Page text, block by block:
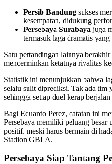
Persib Bandung sukses
kesempatan, didukung
Persebaya Surabaya juga
termasuk laga dramatis
Satu pertandingan lainnya
mencerminkan ketatnya rivalitas
Statistik ini menunjukkan bahwa
selalu sulit diprediksi. Tak ada tim
sehingga setiap duel kerap
Bagi Eduardo Perez, catatan ini
Persebaya memiliki peluang besar
positif, meski harus bermain di
Stadion GBLA.
Persebaya Siap Tantang